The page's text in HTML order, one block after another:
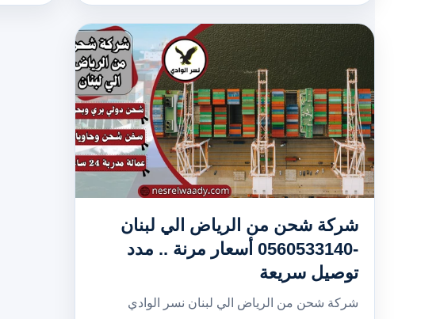
شركة شحن من الرياض الي لبنان
-0560533140 أسعار مرنة .. مدد
توصيل سريعة
شركة شحن من الرياض الي لبنان نسر الوادي